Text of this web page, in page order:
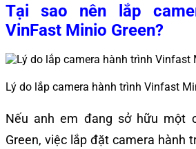
Tại sao nên lắp
VinFast Minio Green?
Lý do lắp camera hành trình Vinfast
Nếu anh em đang sở hữu một
Green, việc lắp đặt camera hành